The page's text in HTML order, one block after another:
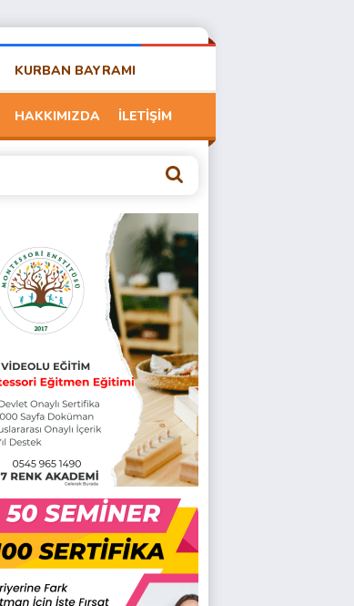
KURBAN BAYRAMI
HAKKIMIZDA İLETİŞİM